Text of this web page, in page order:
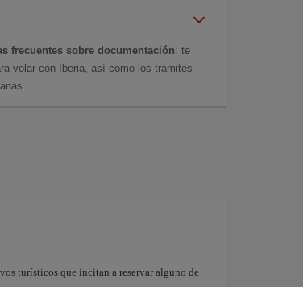
frecuentes sobre documentación: te
volar con Iberia, así como los trámites
turísticos que incitan a reservar alguno de